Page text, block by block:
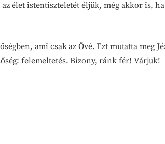
élet istentiszteletét éljük, még akkor is,
ami csak az Övé. Ezt mutatta meg
felemeltetés. Bizony, ránk fér! Várjuk!